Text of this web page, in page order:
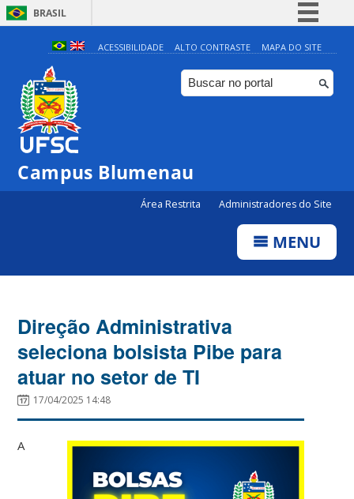
BRASIL
Simplifique!
Comunica BR
Participe
ACESSIBILIDADE ALTO CONTRASTE MAPA DO SITE
Campus Blumenau
Área Restrita Administradores do Site
MENU
Direção Administrativa
seleciona bolsista Pibe para
atuar no setor de TI
17/04/2025 14:48
A